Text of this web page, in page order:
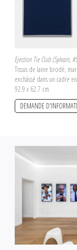
Ejection Tie Club (Sylvain,
Tissus de laine brodé,
enchâssé dans un cadre
92.9 x 62.7 cm
DEMANDE